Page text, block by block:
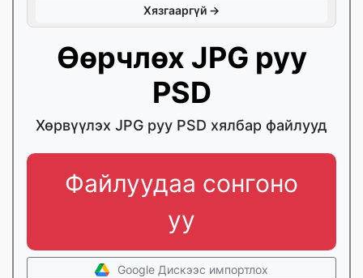
Хязгааргүй →
Өөрчлөх JPG руу
PSD
Хөрвүүлэх JPG руу PSD хялбар файлууд
Файлуудаа сонгоно
уу
Google Дискээс импортлох